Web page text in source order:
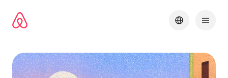
Inhalten
springen